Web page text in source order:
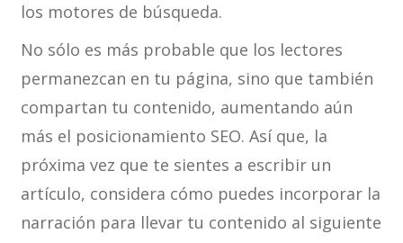
los motores de búsqueda.
No sólo es más probable que los lectores
permanezcan en tu página, sino que también
compartan tu contenido, aumentando aún
más el posicionamiento SEO. Así que, la
próxima vez que te sientes a escribir un
artículo, considera cómo puedes incorporar la
narración para llevar tu contenido al siguiente